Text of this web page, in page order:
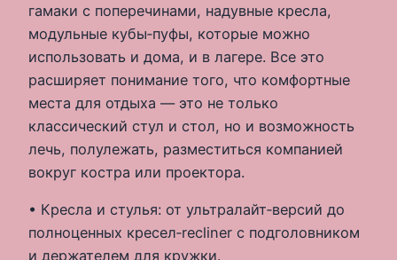
гамаки с поперечинами, надувные кресла,
модульные кубы‑пуфы, которые можно
использовать и дома, и в лагере. Все это
расширяет понимание того, что комфортные
места для отдыха — это не только
классический стул и стол, но и возможность
лечь, полулежать, разместиться компанией
вокруг костра или проектора.
• Кресла и стулья: от ультралайт‑версий до
полноценных кресел‑recliner с подголовником
и держателем для кружки.